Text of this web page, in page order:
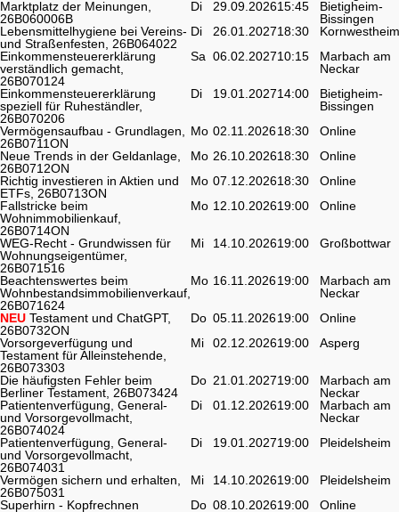
Marktplatz der Meinungen,
26B060006B
Di 29.09.202615:45
Bietigheim-
Bissingen
Lebensmittelhygiene bei Vereins-
und Straßenfesten, 26B064022
Di 26.01.202718:30
Kornwestheim
Einkommensteuererklärung
verständlich gemacht,
26B070124
Sa 06.02.202710:15
Marbach am
Neckar
Einkommensteuererklärung
speziell für Ruheständler,
26B070206
Di 19.01.202714:00
Bietigheim-
Bissingen
Vermögensaufbau - Grundlagen,
26B0711ON
Mo 02.11.202618:30
Online
Neue Trends in der Geldanlage,
26B0712ON
Mo 26.10.202618:30
Online
Richtig investieren in Aktien und
ETFs, 26B0713ON
Mo 07.12.202618:30
Online
Fallstricke beim
Wohnimmobilienkauf,
26B0714ON
Mo 12.10.202619:00 Online
WEG-Recht - Grundwissen für
Wohnungseigentümer,
26B071516
Mi 14.10.202619:00 Großbottwar
Beachtenswertes beim
Wohnbestandsimmobilienverkauf,
26B071624
Mo 16.11.202619:00
Marbach am
Neckar
NEU Testament und ChatGPT,
26B0732ON
Do 05.11.202619:00
Online
Vorsorgeverfügung und
Testament für Alleinstehende,
26B073303
Mi 02.12.202619:00 Asperg
Die häufigsten Fehler beim
Berliner Testament, 26B073424
Do 21.01.202719:00
Marbach am
Neckar
Patientenverfügung, General-
und Vorsorgevollmacht,
26B074024
Di 01.12.202619:00
Marbach am
Neckar
Patientenverfügung, General-
und Vorsorgevollmacht,
26B074031
Di 19.01.202719:00 Pleidelsheim
Vermögen sichern und erhalten,
26B075031
Mi 14.10.202619:00
Pleidelsheim
Superhirn - Kopfrechnen
Do 08.10.202619:00 Online